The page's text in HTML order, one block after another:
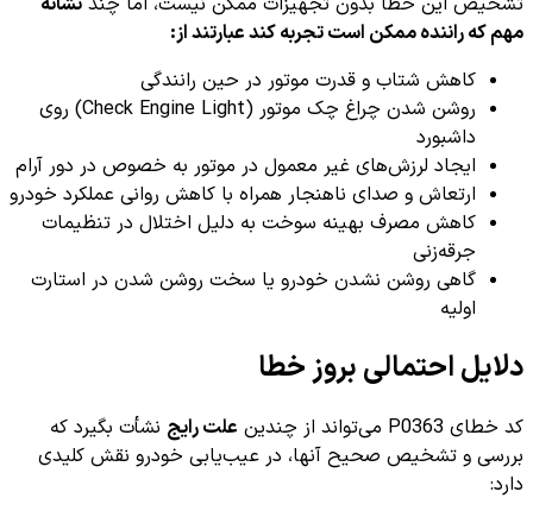
مهم که راننده ممکن است تجربه کند عبارتند از:
کاهش شتاب و قدرت موتور در حین رانندگی
روشن شدن چراغ چک موتور (Check Engine Light) روی
داشبورد
ایجاد لرزش‌های غیر معمول در موتور به خصوص در دور آرام
ارتعاش و صدای ناهنجار همراه با کاهش روانی عملکرد خودرو
کاهش مصرف بهینه سوخت به دلیل اختلال در تنظیمات
جرقه‌زنی
گاهی روشن نشدن خودرو یا سخت روشن شدن در استارت
اولیه
دلایل احتمالی بروز خطا
کد خطای P0363 می‌تواند از چندین علت رایج نشأت بگیرد که
بررسی و تشخیص صحیح آنها، در عیب‌یابی خودرو نقش کلیدی
دارد: